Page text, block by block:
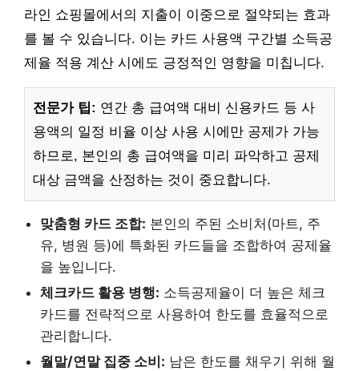
라인 쇼핑몰에서의 지출이 이중으로 절약되는 효과
를 볼 수 있습니다. 이는 카드 사용액 구간별 소득공
제율 적용 계산 시에도 긍정적인 영향을 미칩니다.
전문가 팁: 연간 총 급여액 대비 신용카드 등 사
용액의 일정 비율 이상 사용 시에만 공제가 가능
하므로, 본인의 총 급여액을 미리 파악하고 공제
대상 금액을 산정하는 것이 중요합니다.
맞춤형 카드 조합: 본인의 주된 소비처(마트, 주
유, 병원 등)에 특화된 카드들을 조합하여 공제율
을 높입니다.
체크카드 활용 병행: 소득공제율이 더 높은 체크
카드를 전략적으로 사용하여 한도를 효율적으로
관리합니다.
월말/연말 집중 소비: 남은 한도를 채우기 위해 월